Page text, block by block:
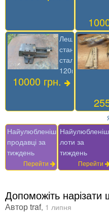
Лещата
станочні
сталеві
120мм
10000 грн.
Найулюбленіші
продавці за
тиждень
Перейти
лоти за
тиждень
Перейти
Допоможіть
Авторtraf, 1 липня